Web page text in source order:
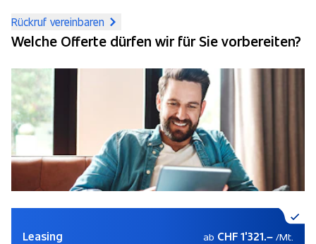
Rückruf vereinbaren
Welche Offerte dürfen wir für Sie vorbereiten?
Leasing ab CHF 1'321.– /Mt.